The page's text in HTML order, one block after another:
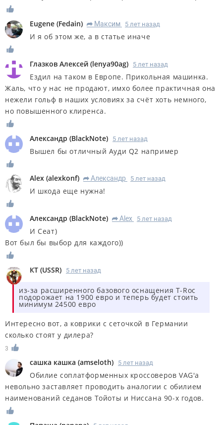
Eugene (Fedain) R Максим 5 лет назад
И я об этом же, а в статье иначе
Глазков Алексей (lenya90ag) 5 лет назад
Ездил на таком в Европе. Прикольная машинка.
Жаль, что у нас не продают, имхо более практичная она
нежели гольф в наших условиях за счёт хоть немного,
но повышенного клиренса.
Александр (BlackNote) 5 лет назад
Вышел бы отличный Ауди Q2 например
Alex (alexkonf) R Александр 5 лет назад
И шкода еще нужна!
Александр (BlackNote) R Alex 5 лет назад
И Сеат)
Вот был бы выбор для каждого))
КT (USSR) 5 лет назад
из-за расширенного базового оснащения T-Roc
подорожает на 1900 евро и теперь будет стоить
минимум 24500 евро
Интересно вот, а коврики с сеточкой в Германии
сколько стоят у дилера?
3
сашка кашка (amseloth) 5 лет назад
Обилие соплатформенных кроссоверов VAG'а
невольно заставляет проводить аналогии с обилием
наименований седанов Тойоты и Ниссана 90-х годов.